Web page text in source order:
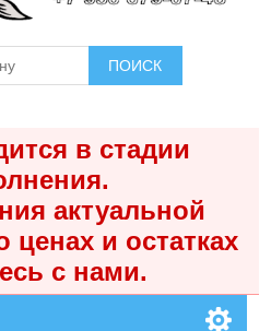
ПОИСК
в стадии
актуальной
и остатках
с нами.